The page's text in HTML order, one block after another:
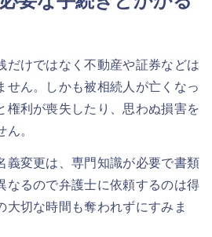
だけではなく不動産や証券などは
せん。しかも被相続人が亡くなっ
権利が喪失したり、思わぬ損害を
。
義変更は、専門知識が必要で書類
なるので弁護士に依頼するのは得
大切な時間も奪われずにすみま